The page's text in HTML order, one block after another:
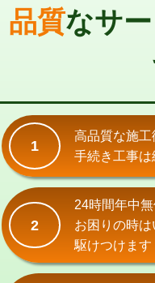
交換・取付（タンク）
交換・取付(単水栓（壁
式・ワンホール）)
交換・取付(排水栓・排
（P/S/ポップアップ））
交換・取付（その他部品
持込商品取付（単水栓）
持込商品取付（混合水栓
品質なサ
1
高品質な施工
手続き工事は
2
24時間年中
お困りの時
駆けつけます